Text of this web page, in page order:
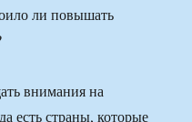
ли повышать
внимания на
есть страны, которые